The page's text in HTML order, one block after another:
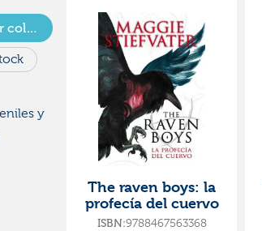
y
The raven boys: la
profecía del cuervo
ISBN:9788467563368